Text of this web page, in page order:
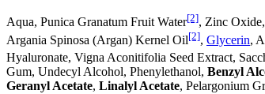
Aqua, Punica Granatum Fruit Water[2], Zinc
Argania Spinosa (Argan) Kernel Oil[2], Glycerin,
Hyaluronate, Vigna Aconitifolia Seed Extract,
Gum, Undecyl Alcohol, Phenylethanol, Benzyl
Geranyl Acetate, Linalyl Acetate, Pelargonium